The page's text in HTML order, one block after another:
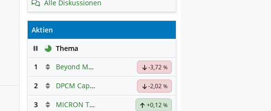
Alle Diskussionen
Aktien
PauseThema
1
Beyond Meat Hauptdiskussion-3,72%
2 DPCM Capital Hauptdiskussion-2,02%
3 MICRON TECHNOLOGY Hauptdiskussion
+0,12%